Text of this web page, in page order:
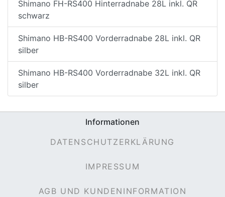
Shimano FH-RS400 Hinterradnabe 28L inkl. QR
schwarz
Shimano HB-RS400 Vorderradnabe 28L inkl. QR
silber
Shimano HB-RS400 Vorderradnabe 32L inkl. QR
silber
Informationen
DATENSCHUTZERKLÄRUNG
IMPRESSUM
AGB UND KUNDENINFORMATION